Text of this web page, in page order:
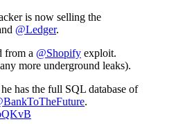
is now selling the
@Ledger.
from a @Shopify exploit.
more underground leaks).
has the full SQL database of
.